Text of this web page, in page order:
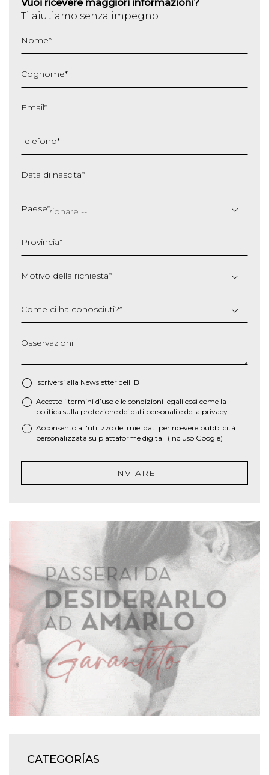
Vuoi ricevere maggiori informazioni?
Ti aiutiamo senza impegno
Nome*
Cognome*
Email*
Telefono*
Data di nascita*
slash
MM
AAAA
Paese*
Provincia*
Motivo della richiesta*
Come ci ha conosciuti?*
Osservazioni
Iscriversi alla Newsletter dell'IB
* Accetto i termini d’uso e le condizioni legali così come la
politica sulla protezione dei dati personali e della privacy
Acconsento all'utilizzo dei miei dati per ricevere pubblicità
personalizzata su piattaforme digitali (incluso Google)
INVIARE
CATEGORÍAS